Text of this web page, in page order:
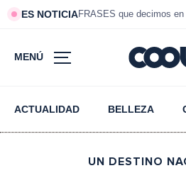
ES NOTICIAFRASES que decimos
MENÚ
ACTUALIDAD BELLEZA
UN DESTINO